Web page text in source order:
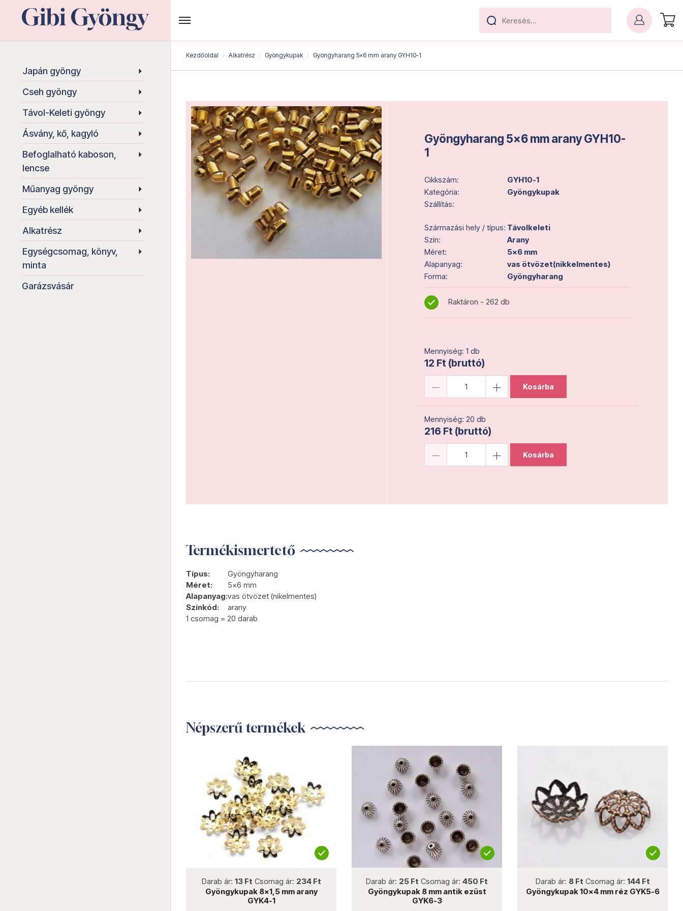
Japán gyöngy
Cseh gyöngy
Távol-Keleti gyöngy
Ásvány, kő, kagyló
Befoglalható kaboson,
lencse
Műanyag gyöngy
Egyéb kellék
Alkatrész
Egységcsomag, könyv,
minta
Garázsvásár
Kezdőoldal Alkatrész Gyöngykupak Gyöngyharang 5x6 mm arany GYH10-1
Gyöngyharang 5x6 mm arany GYH10-
1
Cikkszám:
GYH10-1
Kategória:
Gyöngykupak
Szállítás:
Származási hely / típus: Távolkeleti
Szín:
Arany
Méret:
5x6 mm
Alapanyag:
vas ötvözet(nikkelmentes)
Forma:
Gyöngyharang
Raktáron - 262 db
Mennyiség: 1 db
12 Ft (bruttó)
Kosárba
Mennyiség: 20 db
216 Ft (bruttó)
Kosárba
Termékismertető
Típus:
Gyöngyharang
Méret:
5x6 mm
Alapanyag:vas ötvözet (nikelmentes)
Színkód:
arany
1 csomag = 20 darab
Népszerű termékek
Darab ár: 13 Ft Csomag ár: 234 Ft
Gyöngykupak 8x1,5 mm arany
GYK4-1
Darab ár: 25 Ft Csomag ár: 450 Ft
Gyöngykupak 8 mm antik ezüst
GYK6-3
Darab ár: 8 Ft Csomag ár: 144 Ft
Gyöngykupak 10x4 mm réz GYK5-6